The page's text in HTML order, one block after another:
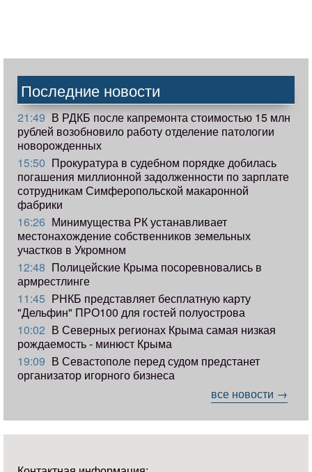
Последние новости
21:49 В РДКБ после капремонта стоимостью 15 млн
рублей возобновило работу отделение патологии
новорожденных
15:50 Прокуратура в судебном порядке добилась
погашения миллионной задолженности по зарплате
сотрудникам Симферопольской макаронной
фабрики
16:26 Минимущества РК устанавливает
местонахождение собственников земельных
участков в Укромном
12:48 Полицейские Крыма посоревновались в
армрестлинге
11:45 РНКБ представляет бесплатную карту
"Дельфин" ПРО100 для гостей полуострова
10:02 В Северных регионах Крыма самая низкая
рождаемость - минюст Крыма
19:09 В Севастополе перед судом предстанет
организатор игорного бизнеса
все новости →